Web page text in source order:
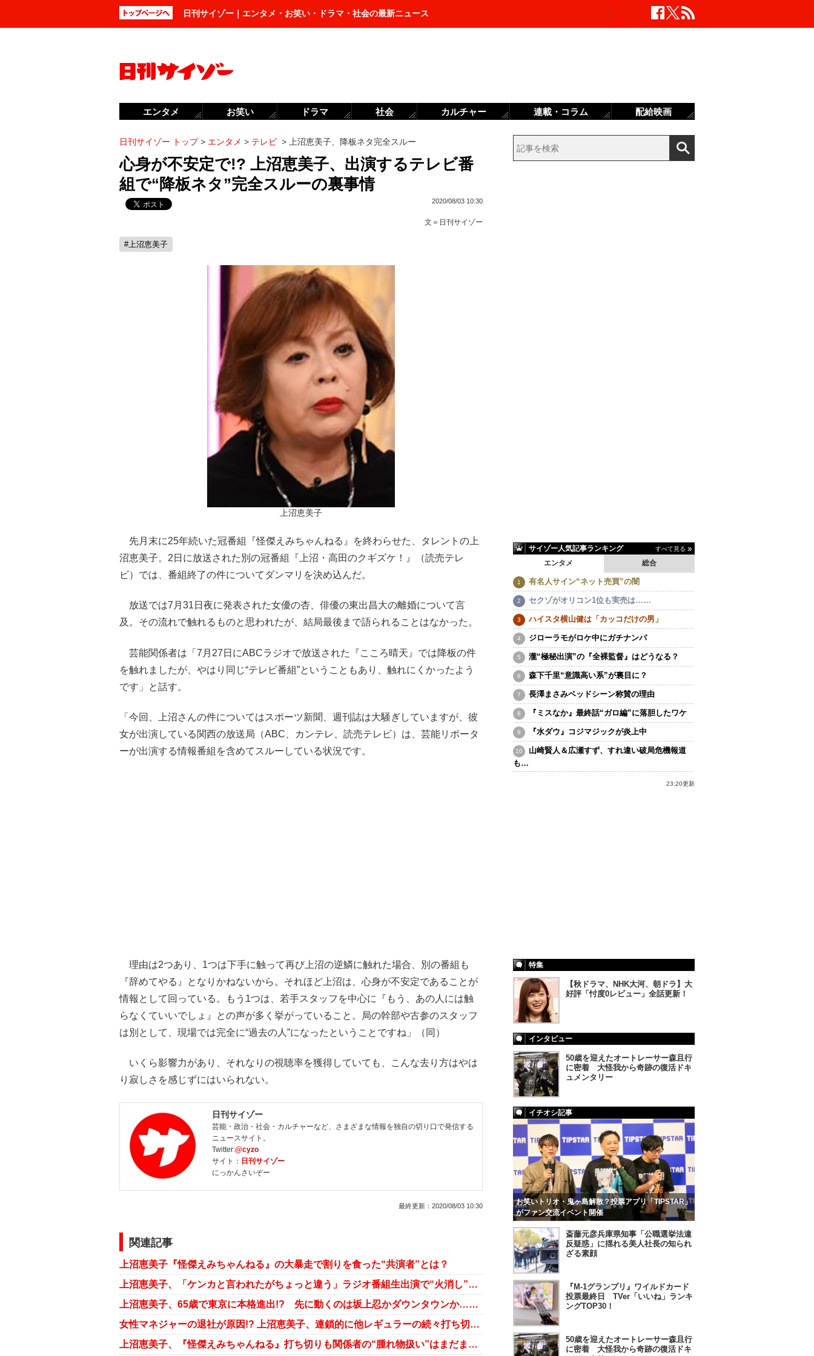
日刊サイゾー｜エンタメ・お笑い・ドラマ・社会の最新ニュース
日刊サイゾー トップ> エンタメ > テレビ > 上沼恵美子、降板ネタ完全スルー
心身が不安定で!? 上沼恵美子、出演するテレビ番
組で“降板ネタ”完全スルーの裏事情
2020/08/03 10:30
文＝ 日刊サイゾー
#上沼恵美子
上沼恵美子
先月末に25年続いた冠番組『怪傑えみちゃんねる』を終わらせた、タレントの上
沼恵美子。2日に放送された別の冠番組『上沼・高田のクギズケ！』（読売テレ
ビ）では、番組終了の件についてダンマリを決め込んだ。
放送では7月31日夜に発表された女優の杏、俳優の東出昌大の離婚について言
及。その流れで触れるものと思われたが、結局最後まで語られることはなかった。
芸能関係者は「7月27日にABCラジオで放送された『こころ晴天』では降板の件
を触れましたが、やはり同じ“テレビ番組”ということもあり、触れにくかったよう
です」と話す。
「今回、上沼さんの件についてはスポーツ新聞、週刊誌は大騒ぎしていますが、彼
女が出演している関西の放送局（ABC、カンテレ、読売テレビ）は、芸能リポータ
ーが出演する情報番組を含めてスルーしている状況です。
理由は2つあり、1つは下手に触って再び上沼の逆鱗に触れた場合、別の番組も
『辞めてやる』となりかねないから。それほど上沼は、心身が不安定であることが
情報として回っている。もう1つは、若手スタッフを中心に『もう、あの人には触
らなくていいでしょ』との声が多く挙がっていること。局の幹部や古参のスタッフ
は別として、現場では完全に“過去の人”になったということですね」（同）
いくら影響力があり、それなりの視聴率を獲得していても、こんな去り方はやは
り寂しさを感じずにはいられない。
日刊サイゾー
芸能・政治・社会・カルチャーなど、さまざまな情報を独自の切り口で発信する
ニュースサイト。
Twitter:@cyzo
サイト： 日刊サイゾー
にっかんさいぞー
最終更新： 2020/08/03 10:30
関連記事
上沼恵美子『怪傑えみちゃんねる』の大暴走で割りを食った“共演者”とは？
上沼恵美子、「ケンカと言われたがちょっと違う」ラジオ番組生出演で“火消し”に躍起
上沼恵美子、65歳で東京に本格進出!? 先に動くのは坂上忍かダウンタウンか…テレビ局も熱視線
女性マネジャーの退社が原因!? 上沼恵美子、連鎖的に他レギュラーの続々打ち切りも？
上沼恵美子、『怪傑えみちゃんねる』打ち切りも関係者の“腫れ物扱い”はまだまだ続く!?
サイゾー人気記事ランキング すべて見る
エンタメ 総合
有名人サイン“ネット売買”の闇
セクゾがオリコン1位も実売は……
ハイスタ横山健は「カッコだけの男」
ジローラモがロケ中にガチナンパ
瀧“極秘出演”の『全裸監督』はどうなる？
森下千里“意識高い系”が裏目に？
長澤まさみベッドシーン称賛の理由
『ミスなか』最終話“ガロ編”に落胆したワケ
『水ダウ』コジマジックが炎上中
山崎賢人＆広瀬すず、すれ違い破局危機報道
も…
23:20更新
特集
【秋ドラマ、NHK大河、朝ドラ】大
好評「忖度0レビュー」全話更新！
インタビュー
50歳を迎えたオートレーサー森且行
に密着 大怪我から奇跡の復活ドキ
ュメンタリー
イチオシ記事
お笑いトリオ・鬼ヶ島解散？投票アプリ「TIPSTAR」
がファン交流イベント開催
斎藤元彦兵庫県知事「公職選挙法違
反疑惑」に揺れる美人社長の知られ
ざる素顔
『M-1グランプリ』ワイルドカード
投票最終日 TVer「いいね」ランキ
ングTOP30！
50歳を迎えたオートレーサー森且行
に密着 大怪我から奇跡の復活ドキ
エンタメ お笑い ドラマ 社会 カルチャー 連載・コラム 配給映画